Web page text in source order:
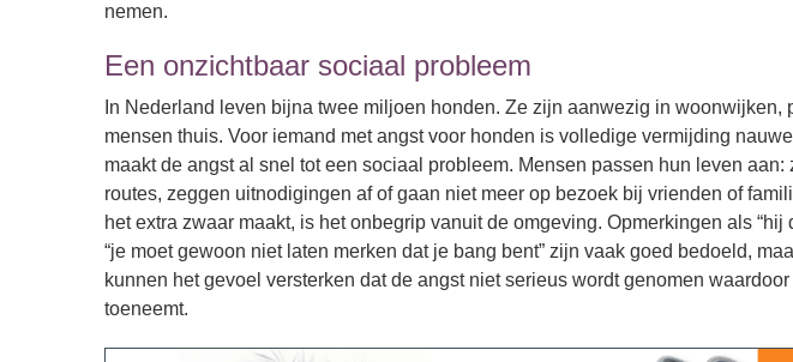
nemen.
Een onzichtbaar sociaal probleem
In Nederland leven bijna twee miljoen honden. Ze zijn aanwezig in woonwijken,
mensen thuis. Voor iemand met angst voor honden is volledige vermijding
maakt de angst al snel tot een sociaal probleem. Mensen passen hun leven
routes, zeggen uitnodigingen af of gaan niet meer op bezoek bij vrienden of
het extra zwaar maakt, is het onbegrip vanuit de omgeving. Opmerkingen als “hij
“je moet gewoon niet laten merken dat je bang bent” zijn vaak goed bedoeld,
kunnen het gevoel versterken dat de angst niet serieus wordt genomen
toeneemt.